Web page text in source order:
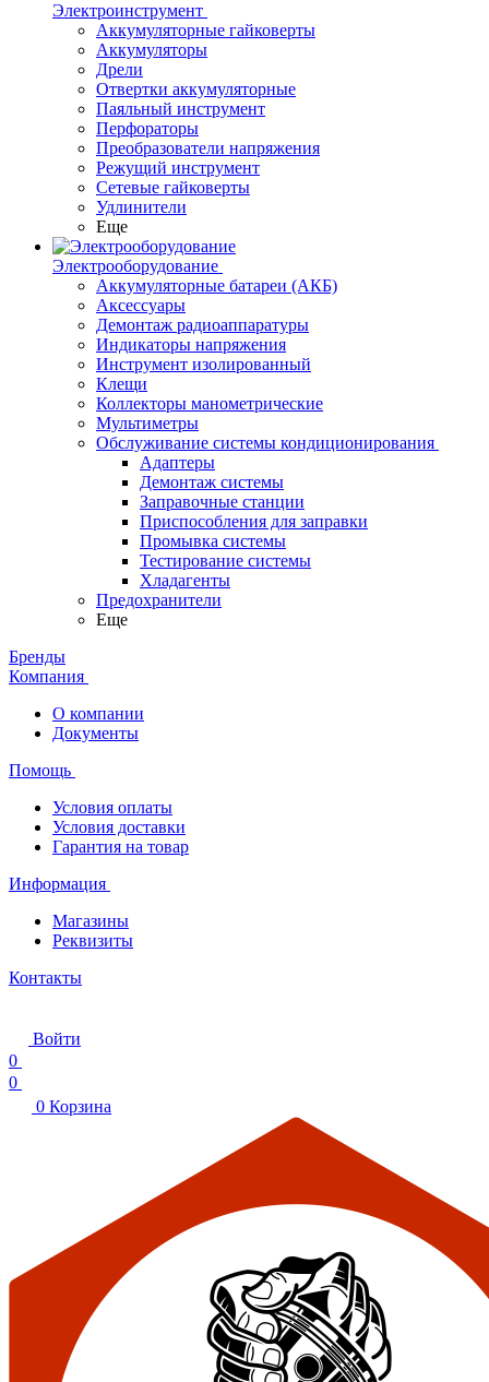
Электроинструмент
Аккумуляторные гайковерты
Аккумуляторы
Дрели
Отвертки аккумуляторные
Паяльный инструмент
Перфораторы
Преобразователи напряжения
Режущий инструмент
Сетевые гайковерты
Удлинители
Еще
Электрооборудование
Аккумуляторные батареи (АКБ)
Аксессуары
Демонтаж радиоаппаратуры
Индикаторы напряжения
Инструмент изолированный
Клещи
Коллекторы манометрические
Мультиметры
Обслуживание системы кондиционирования
Адаптеры
Демонтаж системы
Заправочные станции
Приспособления для заправки
Промывка системы
Тестирование системы
Хладагенты
Предохранители
Еще
Бренды
Компания
О компании
Документы
Помощь
Условия оплаты
Условия доставки
Гарантия на товар
Информация
Магазины
Реквизиты
Контакты
Войти
0
0
0 Корзина